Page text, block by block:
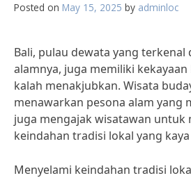
Posted on May 15, 2025 by adminloc
Bali, pulau dewata yang terkenal
alamnya, juga memiliki
kalah menakjubkan. Wisata
menawarkan pesona alam yang
juga mengajak wisatawan untuk
keindahan tradisi lokal yang
Menyelami keindahan tradisi